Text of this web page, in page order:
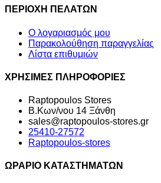
ΠΕΡΙΟΧΗ ΠΕΛΑΤΩΝ
Ο λογαριασμός μου
Παρακολούθηση παραγγελίας
Λίστα επιθυμιών
ΧΡΗΣΙΜΕΣ ΠΛΗΡΟΦΟΡΙΕΣ
Raptopoulos Stores
Β.Κων/νου 14 Ξάνθη
sales@raptopoulos-stores.gr
25410-27572
Raptopoulos-stores
ΩΡΑΡΙΟ ΚΑΤΑΣΤΗΜΑΤΩΝ